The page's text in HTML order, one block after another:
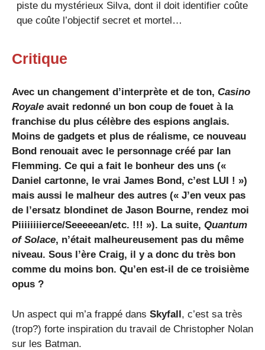
piste du mystérieux Silva, dont il doit identifier coûte
que coûte l’objectif secret et mortel…
Critique
Avec un changement d’interprète et de ton, Casino
Royale avait redonné un bon coup de fouet à la
franchise du plus célèbre des espions anglais.
Moins de gadgets et plus de réalisme, ce nouveau
Bond renouait avec le personnage créé par Ian
Flemming. Ce qui a fait le bonheur des uns («
Daniel cartonne, le vrai James Bond, c’est LUI ! »)
mais aussi le malheur des autres (« J’en veux pas
de l’ersatz blondinet de Jason Bourne, rendez moi
Piiiiiiiierce/Seeeeean/etc. !!! »). La suite, Quantum
of Solace, n’était malheureusement pas du même
niveau. Sous l’ère Craig, il y a donc du très bon
comme du moins bon. Qu’en est-il de ce troisième
opus ?
Un aspect qui m’a frappé dans Skyfall, c’est sa très
(trop?) forte inspiration du travail de Christopher Nolan
sur les Batman.